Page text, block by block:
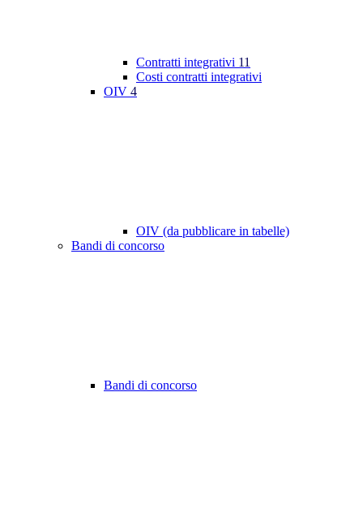
Contratti integrativi 11
Costi contratti integrativi
OIV 4
OIV (da pubblicare in tabelle)
Bandi di concorso
Bandi di concorso